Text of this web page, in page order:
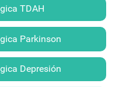
TDAH
Parkinson
Depresión